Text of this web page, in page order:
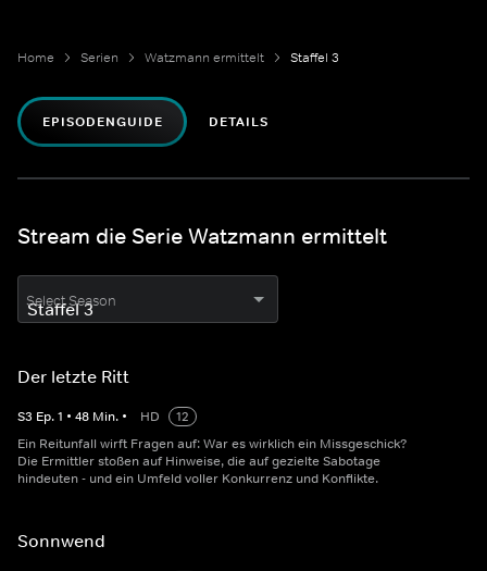
Home Serien Watzmann ermittelt Staffel 3
EPISODENGUIDE DETAILS
Stream die Serie Watzmann ermittelt
Select Season
Der letzte Ritt
S3 Ep.1 • 48 Min. • HD
12
Ein Reitunfall wirft Fragen auf: War es wirklich ein Missgeschick?
Die Ermittler stoßen auf Hinweise, die auf gezielte Sabotage
hindeuten - und ein Umfeld voller Konkurrenz und Konflikte.
Sonnwend